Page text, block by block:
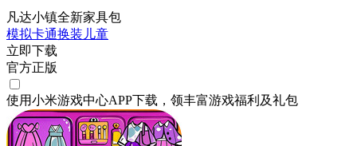
凡达小镇全新家具包
模拟卡通换装 儿童
立即下载
官方正版
使用小米游戏中心APP下载 ，领丰富游戏福利 及礼包